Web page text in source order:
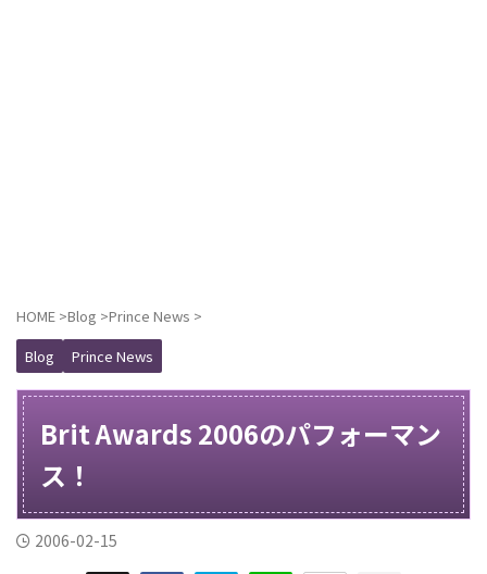
HOME >Blog >Prince News >
Blog
Prince News
Brit Awards 2006のパフォーマン
ス！
2006-02-15